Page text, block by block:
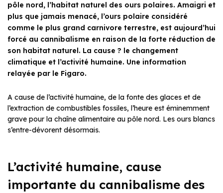
pôle nord, l’habitat naturel des ours polaires. Amaigri et
plus que jamais menacé, l’ours polaire considéré
comme le plus grand carnivore terrestre, est aujourd’hui
forcé au cannibalisme en raison de la forte réduction de
son habitat naturel. La cause ? le changement
climatique et l’activité humaine. Une information
relayée par le Figaro.
A cause de l’activité humaine, de la fonte des glaces et de
l’extraction de combustibles fossiles, l’heure est éminemment
grave pour la chaîne alimentaire au pôle nord. Les ours blancs
s’entre-dévorent désormais.
L’activité humaine, cause
importante du cannibalisme des